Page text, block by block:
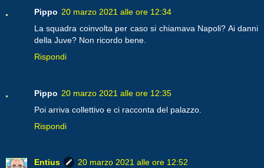
Pippo 20 marzo 2021 alle ore 12:34
La squadra coinvolta per caso si chiamava Napoli? Ai danni
della Juve? Non ricordo bene.
Rispondi
Pippo 20 marzo 2021 alle ore 12:35
Poi arriva collettivo e ci racconta del palazzo.
Rispondi
Entius
20 marzo 2021 alle ore 12:52